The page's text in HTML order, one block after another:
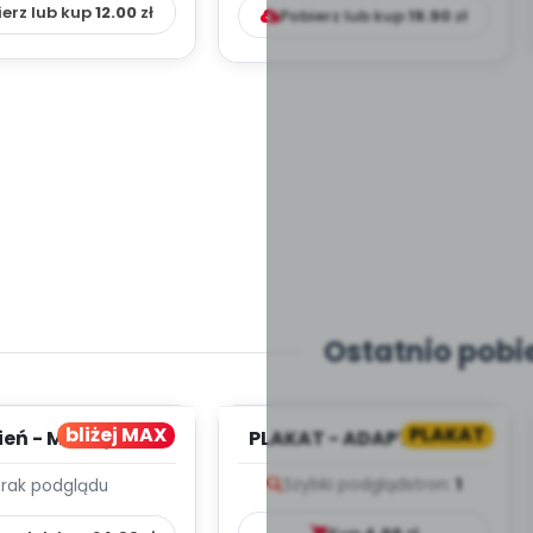
lub kup12.00zł Pobierz lub kup19.90zł
Ostatnio
bliżej MAX
- MIESIĘCZNY
–
podglądu
PLAKAT
PLAKAT - ADAPTACJA -
Szybki podglądstron: 1